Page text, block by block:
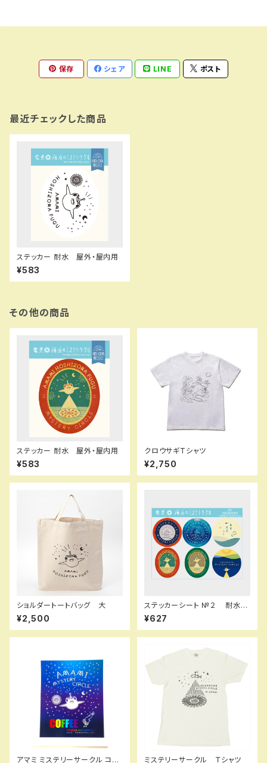
保存 シェア LINE ポスト
最近チェックした商品
ステッカー 耐水 屋外・屋内用
¥583
その他の商品
ステッカー 耐水 屋外・屋内用
¥583
クロウサギTシャツ
¥2,750
ショルダートートバッグ 大
¥2,500
ステッカーシート №２ 耐水
屋外・屋内用
¥627
アマミ ミステリーサークル コー ミステリーサークル Ｔシャツ